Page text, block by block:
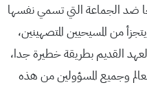
ضد الجماعة التي تسمي نفسها
من المسيحيين المتصهينين،
القديم بطريقة خطيرة جدا،
وجميع المسؤولين من هذه